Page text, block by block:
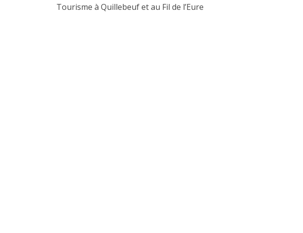
Tourisme à Quillebeuf et au Fil de l’Eure